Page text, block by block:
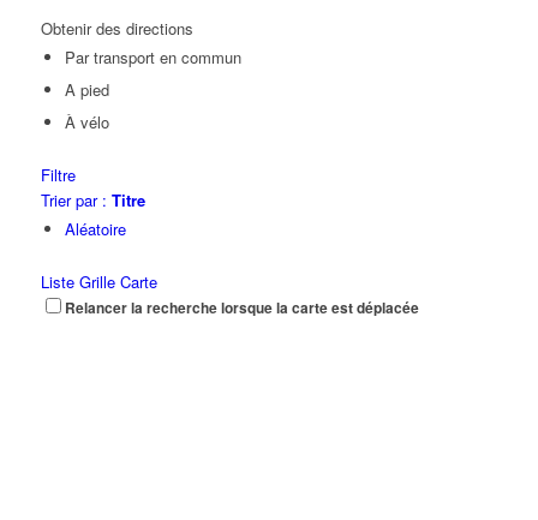
Obtenir des directions
Par transport en commun
A pied
À vélo
Filtre
Trier par : Titre
Aléatoire
Liste Grille Carte
Relancer la recherche lorsque la carte est déplacée